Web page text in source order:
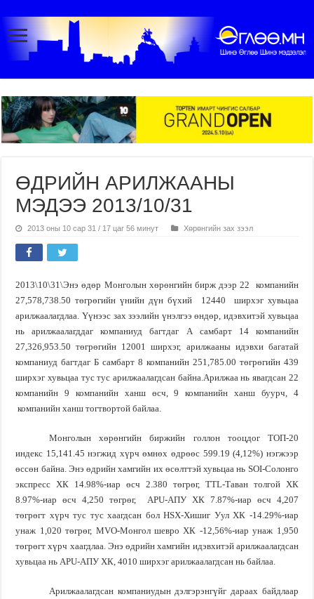
ӨДРИЙН АРИЛЖААНЫ
МЭДЭЭ 2013/10/31
2013 оны 10 сар 31 / 17 цаг 56 минут Хөрөнгийн зах зээл
2013\10\31\Энэ өдөр Монголын хөрөнгийн бирж дээр 22
компанийн
27,578,738.50 төгрөгийн үнийн дүн бүхий
12440
ширхэг хувьцаа
арилжаалагдлаа. Үүнээс зах зээлийн үнэлгээ өндөр, идэвхитэй хувьцаа
нь арилжаалагддаг компаниуд багтдаг А самбарт 14 компанийн
27,326,953.50 төгрөгийн 12001 ширхэг, арилжааны идэвхи багатай
компаниуд багтдаг Б самбарт 8 компанийн 251,785.00 төгрөгийн 439
ширхэг хувьцаа тус тус арилжаалагдсан байна. Арилжаа нь явагдсан 22
компанийн 9 компанийн ханш өсч, 9 компанийн ханш буурч, 4
компанийн ханш тогтвортой байлаа.
Монголын хөрөнгийн биржийн голлон тооцдог ТОП-20
индекс 15,141.45 нэгжид хүрч өмнөх өдрөөс 599.19(4,12%) нэгжээр
өссөн байна. Энэ өдрийн хамгийн их өсөлттэй хувьцаа нь SOI-Солонго
экспресс ХК 14 .98%-иар өсч2.380 төгрөг, TTL-Таван толгой ХК
8.97%-иар өсч 4,250 төгрөг, APU-АПУ ХК 7.87%-иар өсч 4,207
төгрөгт хүрч тус тус хаагдсан болHSX-Хишиг Уул ХК -14.29%-иар
унаж 1,020 төгрөг, MVO-Монгол шевро ХК -12,56%-иар унаж 1,950
төгрөгт хүрч хаагдлаа. Энэ өдрийн хамгийн идэвхитэй арилжаалагдсан
хувьцаа нь APU-АПУ ХК, 4010 ширхэг арилжаалагдсан нь байлаа.
Арилжаалагдсан компаниудын дэлгэрэнгүйг дараах байдлаар